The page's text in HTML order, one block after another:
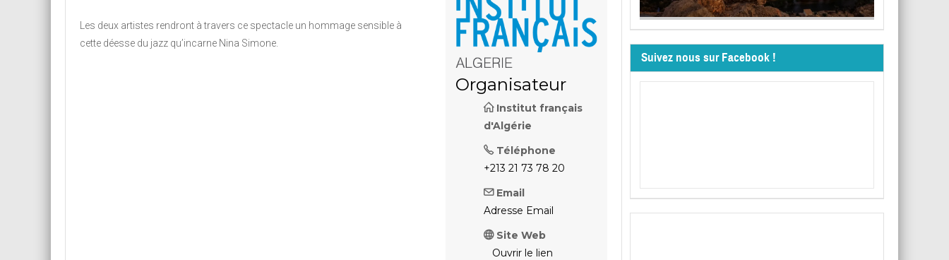
Les deux artistes rendront à travers ce spectacle un hommage sensible à
cette déesse du jazz qu’incarne Nina Simone.
Organisateur
Institut français
d'Algérie
Téléphone
+213 21 73 78 20
Email
Adresse Email
Site Web
Ouvrir le lien
Suivez nous sur Facebook !